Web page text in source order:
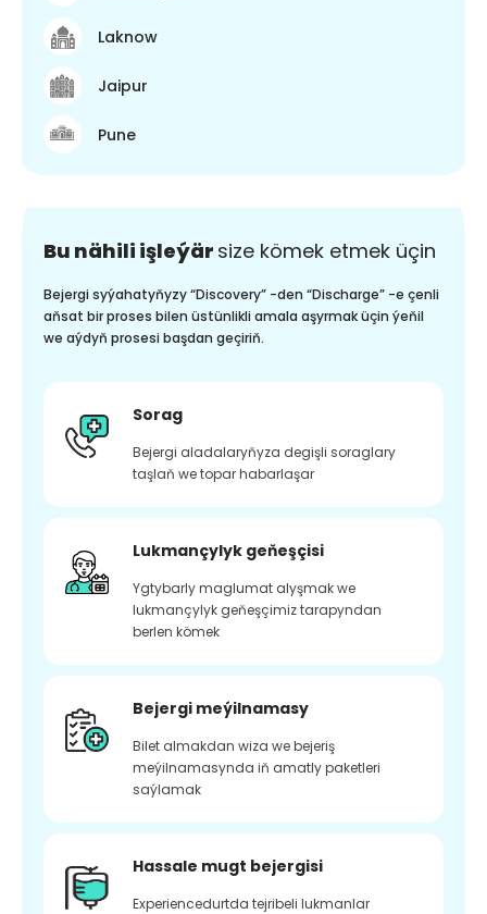
Laknow
Jaipur
Pune
Bu nähili işleýär size kömek etmek üçin
Bejergi syýahatyňyzy “Discovery” -den “Discharge” -e çenli
aňsat bir proses bilen üstünlikli amala aşyrmak üçin ýeňil
we aýdyň prosesi başdan geçiriň.
Sorag
Bejergi aladalaryňyza degişli soraglary
taşlaň we topar habarlaşar
Lukmançylyk geňeşçisi
Ygtybarly maglumat alyşmak we
lukmançylyk geňeşçimiz tarapyndan
berlen kömek
Bejergi meýilnamasy
Bilet almakdan wiza we bejeriş
meýilnamasynda iň amatly paketleri
saýlamak
Hassale mugt bejergisi
Experiencedurtda tejribeli lukmanlar